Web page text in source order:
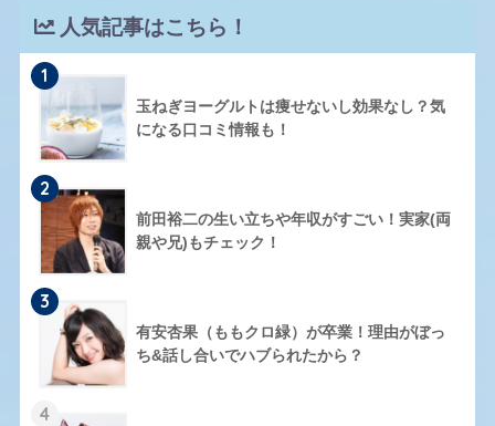
人気記事はこちら！
1
玉ねぎヨーグルトは痩せないし効果なし？気
になる口コミ情報も！
2
前田裕二の生い立ちや年収がすごい！実家(両
親や兄)もチェック！
3
有安杏果（ももクロ緑）が卒業！理由がぼっ
ち&話し合いでハブられたから？
4